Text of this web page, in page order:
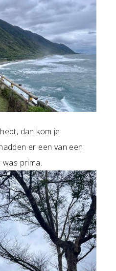
dan kom je
er een van een
was prima.